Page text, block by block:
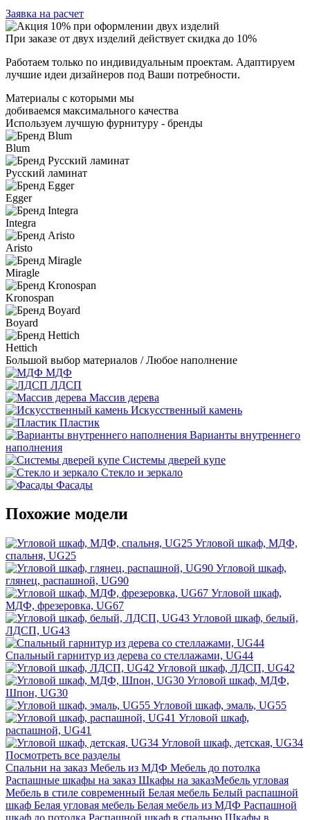
Заявка на расчет
При заказе от двух изделий действует скидка до 10%
Работаем только по индивидуальным проектам. Адаптируем
лучшие идеи дизайнеров под Ваши потребности.
Материалы с которыми мы
добиваемся максимального качества
Используем лучшую фурнитуру - бренды
Blum
Русский ламинат
Egger
Integra
Aristo
Miragle
Kronospan
Boyard
Hettich
Большой выбор материалов / Любое наполнение
МДФ
ЛДСП
Массив дерева
Искусственный камень
Пластик
Варианты внутреннего
наполнения
Системы дверей купе
Стекло и зеркало
Фасады
Похожие модели
Угловой шкаф, МДФ,
спальня, UG25
Угловой шкаф,
глянец, распашной, UG90
Угловой шкаф,
МДФ, фрезеровка, UG67
Угловой шкаф, белый,
ЛДСП, UG43
Спальный гарнитур из дерева со стеллажами, UG44
Угловой шкаф, ЛДСП, UG42
Угловой шкаф, МДФ,
Шпон, UG30
Угловой шкаф, эмаль, UG55
Угловой шкаф,
распашной, UG41
Угловой шкаф, детская, UG34
Посмотреть все разделы
Спальни на заказ Мебель из МДФ Мебель до потолка
Распашные шкафы на заказ Шкафы на заказМебель угловая
Мебель в стиле современный Белая мебель Белый распашной
шкаф Белая угловая мебель Белая мебель из МДФ Распашной